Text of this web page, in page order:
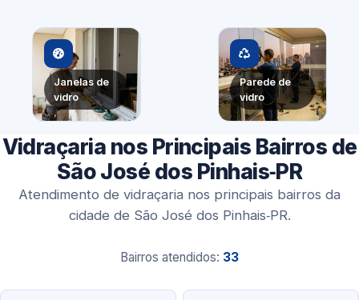
Janelas de
vidro
Parede de
vidro
Vidraçaria nos Principais Bairros de
São José dos Pinhais‑PR
Atendimento de vidraçaria nos principais bairros da
cidade de São José dos Pinhais‑PR.
Bairros atendidos: 33